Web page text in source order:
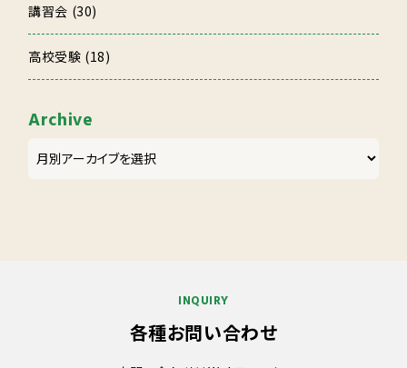
講習会 (30)
高校受験 (18)
Archive
INQUIRY
各種お問い合わせ